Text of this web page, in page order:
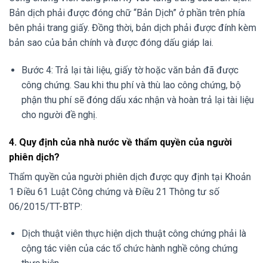
Bản dịch phải được đóng chữ “Bản Dịch” ở phần trên phía
bên phải trang giấy. Đồng thời, bản dịch phải được đính kèm
bản sao của bản chính và được đóng dấu giáp lai.
Bước 4: Trả lại tài liệu, giấy tờ hoặc văn bản đã được
công chứng. Sau khi thu phí và thù lao công chứng, bộ
phận thu phí sẽ đóng dấu xác nhận và hoàn trả lại tài liệu
cho người đề nghị.
4. Quy định của nhà nước về thẩm quyền của người
phiên dịch?
Thẩm quyền của người phiên dịch được quy định tại Khoản
1 Điều 61 Luật Công chứng và Điều 21 Thông tư số
06/2015/TT-BTP:
Dịch thuật viên thực hiện dịch thuật công chứng phải là
cộng tác viên của các tổ chức hành nghề công chứng